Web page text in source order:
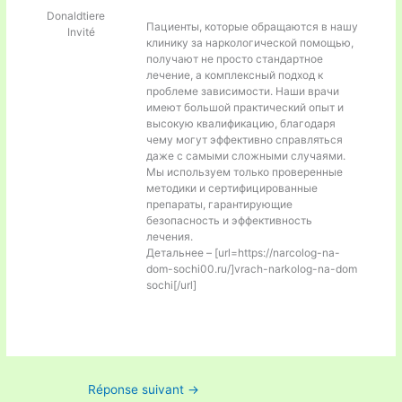
Donaldtiere
Invité
Пациенты, которые обращаются в нашу
клинику за наркологической помощью,
получают не просто стандартное
лечение, а комплексный подход к
проблеме зависимости. Наши врачи
имеют большой практический опыт и
высокую квалификацию, благодаря
чему могут эффективно справляться
даже с самыми сложными случаями.
Мы используем только проверенные
методики и сертифицированные
препараты, гарантирующие
безопасность и эффективность
лечения.
Детальнее – [url=https://narcolog-na-
dom-sochi00.ru/]vrach-narkolog-na-dom
sochi[/url]
Réponse suivant →